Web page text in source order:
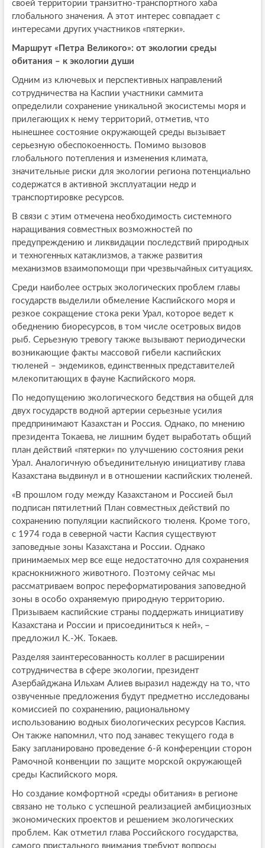
своей территории транзитно-транспортного хаба
глобального значения. А этот интерес совпадает с
интересами других участников «пятерки».
Маршрут «Петра Великого»: от экологии среды
обитания – к экологии души
Одним из ключевых и перспективных направлений
сотрудничества на Каспии участники саммита
определили сохранение уникальной экосистемы моря и
прилегающих к нему территорий, отметив, что
нынешнее состояние окружающей среды вызывает
серьезную обеспокоенность. Помимо вызовов
глобального потепления и изменения климата,
значительные риски для экологии региона потенциально
содержатся в активной эксплуатации недр и
транспортировке ресурсов.
В связи с этим отмечена необходимость системного
наращивания совместных возможностей по
предупреждению и ликвидации последствий природных
и техногенных катаклизмов, а также развития
механизмов взаимопомощи при чрезвычайных ситуациях.
Среди наиболее острых экологических проблем главы
государств выделили обмеление Каспийского моря и
резкое сокращение стока реки Урал, которое ведет к
обеднению биоресурсов, в том числе осетровых видов
рыб. Серьезную тревогу также вызывают периодически
возникающие факты массовой гибели каспийских
тюленей – эндемиков, единственных представителей
млекопитающих в фауне Каспийского моря.
По недопущению экологического бедствия на общей для
двух государств водной артерии серьезные усилия
предпринимают Казахстан и Россия. Однако, по мнению
президента Токаева, не лишним будет выработать общий
план действий «пятерки» по улучшению состояния реки
Урал. Аналогичную объединительную инициативу глава
Казахстана выдвинул и в отношении каспийских тюленей.
«В прошлом году между Казахстаном и Россией был
подписан пятилетний План совместных действий по
сохранению популяции каспийского тюленя. Кроме того,
с 1974 года в северной части Каспия существуют
заповедные зоны Казахстана и России. Однако
принимаемых мер все еще недостаточно для сохранения
краснокнижного животного. Поэтому сейчас мы
рассматриваем вопрос переформатирования заповедной
зоны в особо охраняемую природную территорию.
Призываем каспийские страны поддержать инициативу
Казахстана и России и присоединиться к ней», –
предложил К.-Ж. Токаев.
Разделяя заинтересованность коллег в расширении
сотрудничества в сфере экологии, президент
Азербайджана Ильхам Алиев выразил надежду на то, что
озвученные предложения будут предметно исследованы
комиссией по сохранению, рациональному
использованию водных биологических ресурсов Каспия.
Он также напомнил, что под занавес текущего года в
Баку запланировано проведение 6-й конференции сторон
Рамочной конвенции по защите морской окружающей
среды Каспийского моря.
Но создание комфортной «среды обитания» в регионе
связано не только с успешной реализацией амбициозных
экономических проектов и решением экологических
проблем. Как отметил глава Российского государства,
самого пристального внимания требуют вопросы